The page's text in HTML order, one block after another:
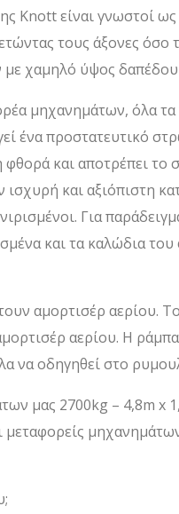
είναι γνωστοί ως
τους άξονες
χαμηλό ύψος
μηχανημάτων, όλα τα
ένα προστατευτικό
και αποτρέπει το
και αξιόπιστη
Για
και τα καλώδια
αμορτισέρ αερίου.
αερίου. Η ράμπα
να οδηγηθεί στο
μας 2700kg – 4,8m x